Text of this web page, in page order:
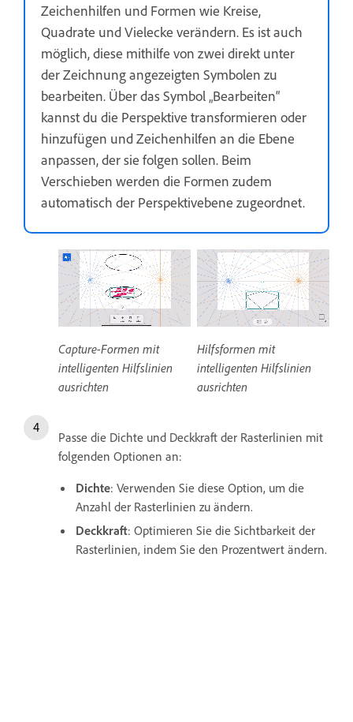
Zeichenhilfen und Formen wie Kreise,
Quadrate und Vielecke verändern. Es ist auch
möglich, diese mithilfe von zwei direkt unter
der Zeichnung angezeigten Symbolen zu
bearbeiten. Über das Symbol „Bearbeiten“
kannst du die Perspektive transformieren oder
hinzufügen und Zeichenhilfen an die Ebene
anpassen, der sie folgen sollen. Beim
Verschieben werden die Formen zudem
automatisch der Perspektivebene zugeordnet.
Capture-Formen mit
intelligenten Hilfslinien
ausrichten
Hilfsformen mit
intelligenten Hilfslinien
ausrichten
Passe die Dichte und Deckkraft der Rasterlinien mit
folgenden Optionen an:
Dichte: Verwenden Sie diese Option, um die
Anzahl der Rasterlinien zu ändern.
Deckkraft: Optimieren Sie die Sichtbarkeit der
Rasterlinien, indem Sie den Prozentwert ändern.